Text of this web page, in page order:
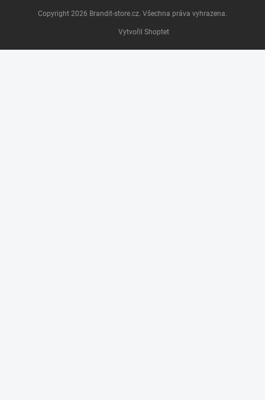
Vytvořil Shoptet
Copyright 2026 Brandit-store.cz . Všechna práva vyhrazena.